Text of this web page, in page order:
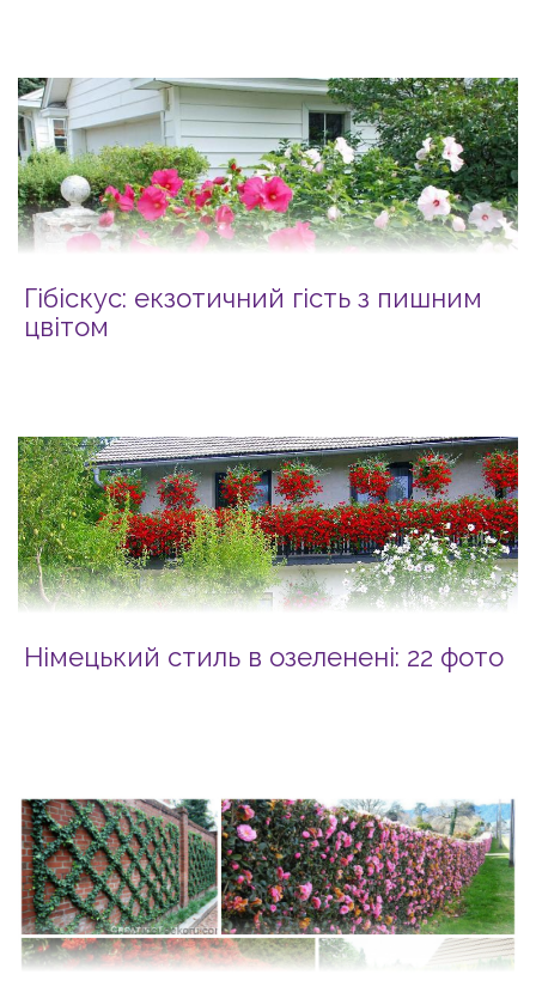
Гібіскус: екзотичний гість з пишним
цвітом
Німецький стиль в озеленені: 22 фото